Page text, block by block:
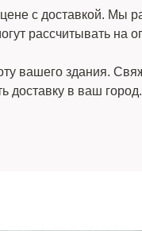
с доставкой. Мы
рассчитывать на
вашего здания.
доставку в ваш